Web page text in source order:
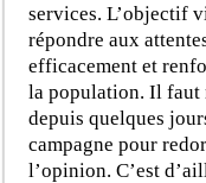
services. L’objectif
répondre aux
efficacement et
la population. Il faut
depuis quelques
campagne pour
l’opinion. C’est